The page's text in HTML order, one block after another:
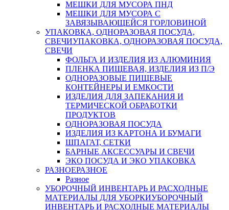
МЕШКИ ДЛЯ МУСОРА ПНД
МЕШКИ ДЛЯ МУСОРА С
ЗАВЯЗЫВАЮЩЕЙСЯ ГОРЛОВИНОЙ
УПАКОВКА, ОДНОРАЗОВАЯ ПОСУДА,
СВЕЧИУПАКОВКА, ОДНОРАЗОВАЯ ПОСУДА,
СВЕЧИ
ФОЛЬГА И ИЗДЕЛИЯ ИЗ АЛЮМИНИЯ
ПЛЕНКА ПИЩЕВАЯ, ИЗДЕЛИЯ ИЗ П/Э
ОДНОРАЗОВЫЕ ПИЩЕВЫЕ
КОНТЕЙНЕРЫ И ЕМКОСТИ
ИЗДЕЛИЯ ДЛЯ ЗАПЕКАНИЯ И
ТЕРМИЧЕСКОЙ ОБРАБОТКИ
ПРОДУКТОВ
ОДНОРАЗОВАЯ ПОСУДА
ИЗДЕЛИЯ ИЗ КАРТОНА И БУМАГИ
ШПАГАТ, СЕТКИ
БАРНЫЕ АКСЕССУАРЫ И СВЕЧИ
ЭКО ПОСУДА И ЭКО УПАКОВКА
РАЗНОЕРАЗНОЕ
Разное
УБОРОЧНЫЙ ИНВЕНТАРЬ И РАСХОДНЫЕ
МАТЕРИАЛЫ ДЛЯ УБОРКИУБОРОЧНЫЙ
ИНВЕНТАРЬ И РАСХОДНЫЕ МАТЕРИАЛЫ